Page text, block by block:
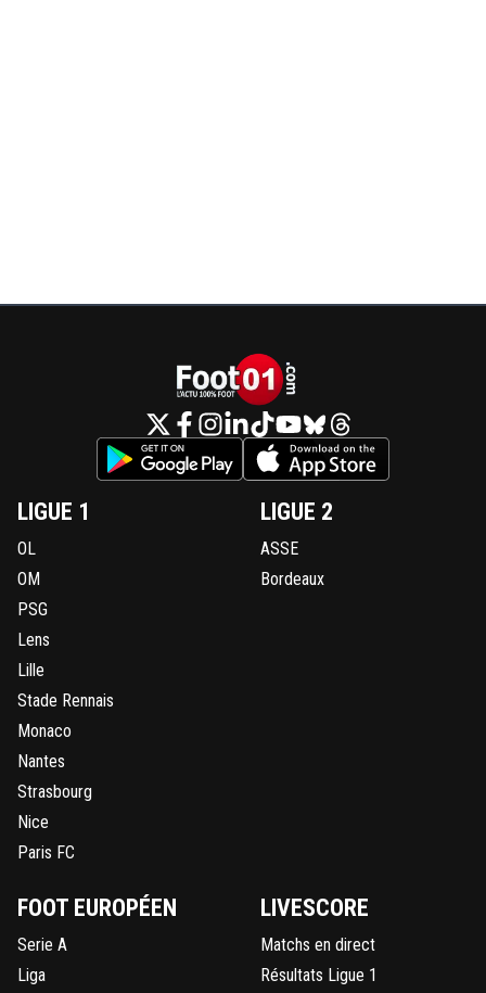
LIGUE 1
OL
OM
PSG
Lens
Lille
Stade Rennais
Monaco
Nantes
Strasbourg
Nice
Paris FC
LIGUE 2
ASSE
Bordeaux
FOOT EUROPÉEN
Serie A
Liga
LIVESCORE
Matchs en direct
Résultats Ligue 1